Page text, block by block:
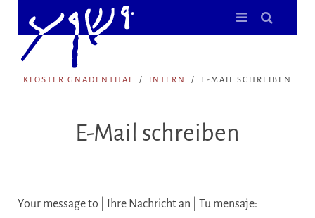
KLOSTER GNADENTHAL INTERN E-MAIL SCHREIBEN
E-Mail schreiben
Your message to | Ihre Nachricht an | Tu mensaje: